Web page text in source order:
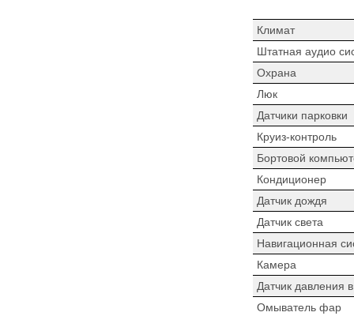
Климат
Штатная аудио
Охрана
Люк
Датчики парковки
Круиз-контроль
Бортовой
Кондиционер
Датчик дождя
Датчик света
Навигационная
Камера
Датчик давления
Омыватель фар